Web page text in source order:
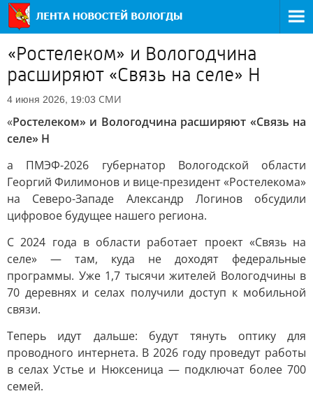
«Ростелеком» и Вологодчина
расширяют «Связь на селе» Н
4 июня 2026, 19:03 СМИ
«Ростелеком» и Вологодчина расширяют «Связь на
селе» Н
а ПМЭФ-2026 губернатор Вологодской области
Георгий Филимонов и вице-президент «Ростелекома»
на Северо-Западе Александр Логинов обсудили
цифровое будущее нашего региона.
С 2024 года в области работает проект «Связь на
селе» — там, куда не доходят федеральные
программы. Уже 1,7 тысячи жителей Вологодчины в
70 деревнях и селах получили доступ к мобильной
связи.
Теперь идут дальше: будут тянуть оптику для
проводного интернета. В 2026 году проведут работы
в селах Устье и Нюксеница — подключат более 700
семей.